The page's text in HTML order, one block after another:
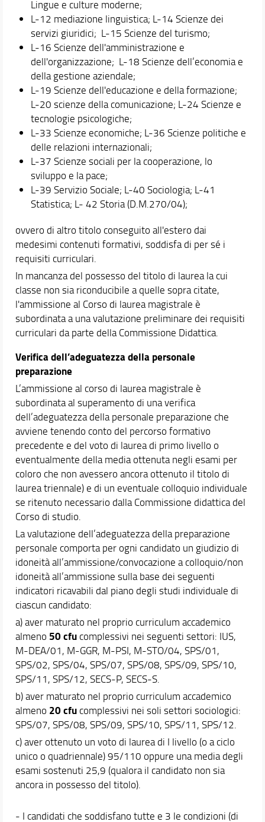
Lingue e culture moderne;
L-12 mediazione linguistica; L-14 Scienze dei
servizi giuridici; L-15 Scienze del turismo;
L-16 Scienze dell'amministrazione e
dell'organizzazione; L-18 Scienze dell’economia e
della gestione aziendale;
L-19 Scienze dell'educazione e della formazione;
L-20 scienze della comunicazione; L-24 Scienze e
tecnologie psicologiche;
L-33 Scienze economiche; L-36 Scienze politiche e
delle relazioni internazionali;
L-37 Scienze sociali per la cooperazione, lo
sviluppo e la pace;
L-39 Servizio Sociale; L-40 Sociologia; L-41
Statistica; L- 42 Storia (D.M.270/04);
ovvero di altro titolo conseguito all'estero dai
medesimi contenuti formativi, soddisfa di per sé i
requisiti curriculari.
In mancanza del possesso del titolo di laurea la cui
classe non sia riconducibile a quelle sopra citate,
l'ammissione al Corso di laurea magistrale è
subordinata a una valutazione preliminare dei requisiti
curriculari da parte della Commissione Didattica.
Verifica dell’adeguatezza della personale
preparazione
L’ammissione al corso di laurea magistrale è
subordinata al superamento di una verifica
dell’adeguatezza della personale preparazione che
avviene tenendo conto del percorso formativo
precedente e del voto di laurea di primo livello o
eventualmente della media ottenuta negli esami per
coloro che non avessero ancora ottenuto il titolo di
laurea triennale) e di un eventuale colloquio individuale
se ritenuto necessario dalla Commissione didattica del
Corso di studio.
La valutazione dell’adeguatezza della preparazione
personale comporta per ogni candidato un giudizio di
idoneità all’ammissione/convocazione a colloquio/non
idoneità all’ammissione sulla base dei seguenti
indicatori ricavabili dal piano degli studi individuale di
ciascun candidato:
a) aver maturato nel proprio curriculum accademico
almeno 50 cfucomplessivi nei seguenti settori: IUS,
M-DEA/01, M-GGR, M-PSI, M-STO/04, SPS/01,
SPS/02, SPS/04, SPS/07, SPS/08, SPS/09, SPS/10,
SPS/11, SPS/12, SECS-P, SECS-S.
b) aver maturato nel proprio curriculum accademico
almeno 20 cfucomplessivi nei soli settori sociologici:
SPS/07, SPS/08, SPS/09, SPS/10, SPS/11, SPS/12.
c) aver ottenuto un voto di laurea di I livello (o a ciclo
unico o quadriennale) 95/110 oppure una media degli
esami sostenuti 25,9 (qualora il candidato non sia
ancora in possesso del titolo).
- I candidati che soddisfano tutte e 3 le condizioni (di